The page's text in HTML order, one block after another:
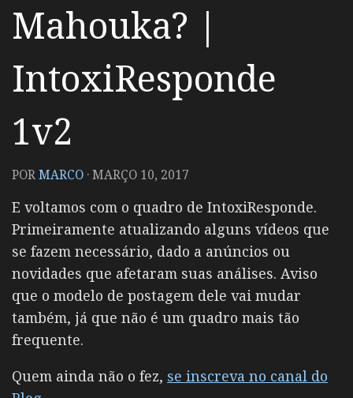
Mahouka? |
IntoxiResponde
1v2
PORMARCO ·MARÇO 10, 2017
E voltamos com o quadro de IntoxiResponde.
Primeiramente atualizando alguns vídeos que
se fazem necessário, dado a anúncios ou
novidades que afetaram suas análises. Aviso
que o modelo de postagem dele vai mudar
também, já que não é um quadro mais tão
frequente.
Quem ainda não o fez, se inscreva no canal do